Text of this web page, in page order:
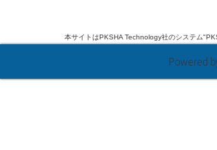
本サイトはPKSHA Technology社のシステム
Powered